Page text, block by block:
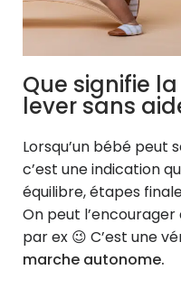
Que signifie
lever sans
Lorsqu’un bébé peut
c’est une indication
équilibre, étapes
On peut
par ex 😉 C’est une
marche autonome.